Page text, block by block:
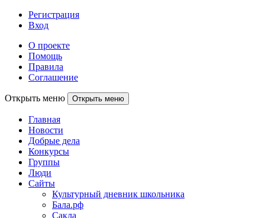
Регистрация
Вход
О проекте
Помощь
Правила
Соглашение
Открыть меню Открыть меню
Главная
Новости
Добрые дела
Конкурсы
Группы
Люди
Сайты
Культурный дневник школьника
Бала.рф
Сакла